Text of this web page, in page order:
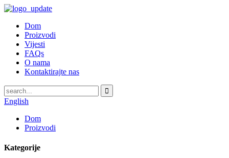
Dom
Proizvodi
Vijesti
FAQs
O nama
Kontaktirajte nas
English
Dom
Proizvodi
Kategorije